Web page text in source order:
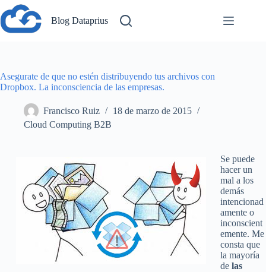
Saltar
al
contenido
Blog Dataprius
Asegurate de que no estén distribuyendo tus archivos con
Dropbox. La inconsciencia de las empresas.
Francisco Ruiz
18 de marzo de 2015
Cloud Computing B2B
Se puede
hacer un
mal a los
demás
intencionad
amente o
inconscient
emente. Me
consta que
la mayoría
de las